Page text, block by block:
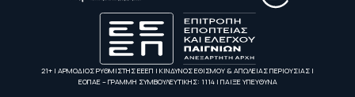
21+ | ΑΡΜΟΔΙΟΣ ΡΥΘΜΙΣΤΗΣ ΕΕΕΠ | ΚΙΝΔΥΝΟΣ ΕΘΙΣΜΟΥ & ΑΠΩΛΕΙΑΣ ΠΕΡΙΟΥΣΙΑΣ |
ΕΟΠΑΕ – ΓΡΑΜΜΗ ΣΥΜΒΟΥΛΕΥΤΙΚΗΣ: 1114 | ΠΑΙΞΕ ΥΠΕΥΘΥΝΑ